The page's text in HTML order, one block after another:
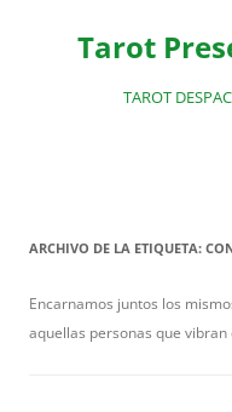
contenidoTarot
TAROT
ARCHIVO DE LA ETIQUETA:
Encarnamos juntos los
aquellas personas que